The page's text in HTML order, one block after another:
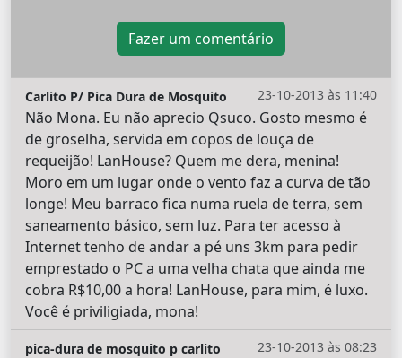
Fazer um comentário
23-10-2013 às 11:40
Carlito P/ Pica Dura de Mosquito
Não Mona. Eu não aprecio Qsuco. Gosto mesmo é
de groselha, servida em copos de louça de
requeijão! LanHouse? Quem me dera, menina!
Moro em um lugar onde o vento faz a curva de tão
longe! Meu barraco fica numa ruela de terra, sem
saneamento básico, sem luz. Para ter acesso à
Internet tenho de andar a pé uns 3km para pedir
emprestado o PC a uma velha chata que ainda me
cobra R$10,00 a hora! LanHouse, para mim, é luxo.
Você é priviligiada, mona!
23-10-2013 às 08:23
pica-dura de mosquito p carlito